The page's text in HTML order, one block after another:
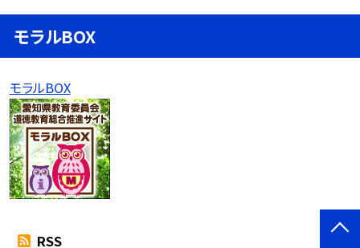
モラルBOX
モラルBOX
RSS